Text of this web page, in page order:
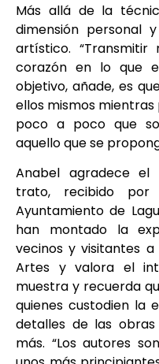
Más allá de la
dimensión personal
artístico.
corazón en lo que
objetivo, añade, es
ellos mismos
poco a poco que
aquello que se
Anabel agradece el
trato, recibido
Ayuntamiento de
han montado la
vecinos y visitantes
Artes y valora el
muestra y recuerda
quienes custodien la
detalles de las
más. “Los autores